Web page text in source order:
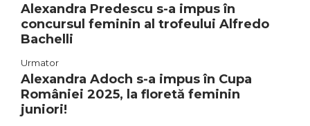
Alexandra Predescu s-a impus în
concursul feminin al trofeului Alfredo
Bachelli
Urmator
Alexandra Adoch s-a impus în Cupa
României 2025, la floretă feminin
juniori!